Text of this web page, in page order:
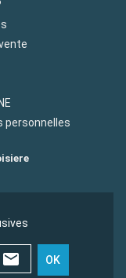
personnelles
OK